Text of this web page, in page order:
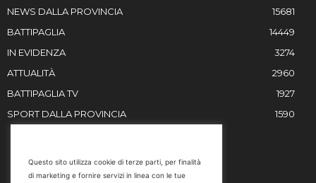
NEWS DALLA PROVINCIA
15681
BATTIPAGLIA
14449
IN EVIDENZA
3274
ATTUALITÀ
2960
BATTIPAGLIA TV
1927
SPORT DALLA PROVINCIA
1590
Questo sito utilizza cookie di terze parti, per finalità
di marketing e fornire servizi in linea con le tue